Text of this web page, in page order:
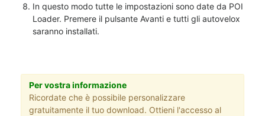
In questo modo tutte le impostazioni sono date da POI
Loader. Premere il pulsante Avanti e tutti gli autovelox
saranno installati.
Per vostra informazione
Ricordate che è possibile personalizzare
gratuitamente il tuo download. Ottieni l'accesso al